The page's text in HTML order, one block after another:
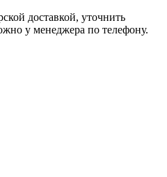
доставкой, уточнить
у менеджера по телефону.